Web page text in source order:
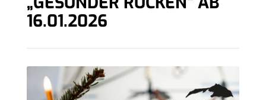
16.01.2026